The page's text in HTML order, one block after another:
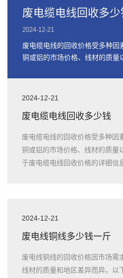
废电缆电线回收多少
2024-12-21
废电缆电线的回收价格受多种因
铜或铝的市场价格、线材的质量
2024-12-21
废电缆电线回收多少钱
废电缆电线的回收价格受多种因
铜或铝的市场价格、线材的质量
于废电缆电线回收价格的详细信
2024-12-21
废电线铜线多少钱一斤
废电线铜线的回收价格因市场需
线材的质量和地区差异而异。以